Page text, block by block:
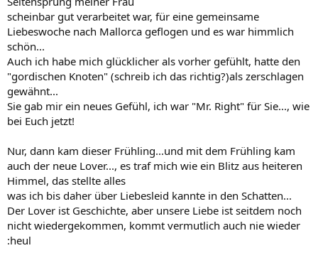
scheinbar gut verarbeitet war, für eine gemeinsame
Liebeswoche nach Mallorca geflogen und es war himmlich
schön...
Auch ich habe mich glücklicher als vorher gefühlt, hatte den
"gordischen Knoten" (schreib ich das richtig?)als zerschlagen
gewähnt...
Sie gab mir ein neues Gefühl, ich war "Mr. Right" für Sie..., wie
bei Euch jetzt!
Nur, dann kam dieser Frühling...und mit dem Frühling kam
auch der neue Lover..., es traf mich wie ein Blitz aus heiteren
Himmel, das stellte alles
was ich bis daher über Liebesleid kannte in den Schatten...
Der Lover ist Geschichte, aber unsere Liebe ist seitdem noch
nicht wiedergekommen, kommt vermutlich auch nie wieder
:heul